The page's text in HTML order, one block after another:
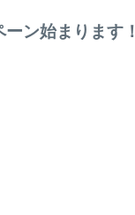
ン始まります！